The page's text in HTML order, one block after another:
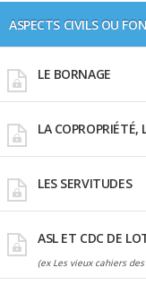
ASPECTS CIVILS OU
LE BORNAGE
LA
LES SERVITUDES
ASL ET CDC DE
(ex Les vieux cahiers